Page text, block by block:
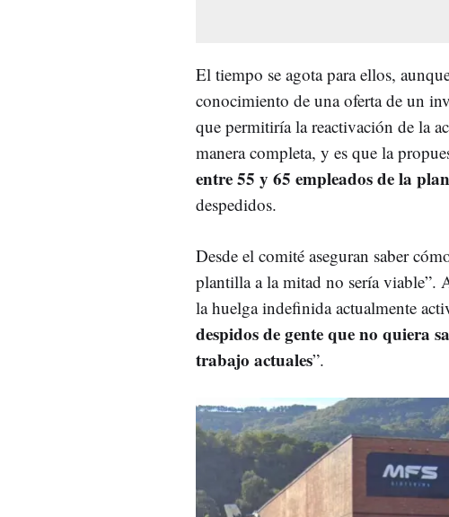
El tiempo se agota para ellos,
conocimiento de una oferta de un
que permitiría la reactivación de la
manera completa, y es que la
entre 55 y 65 empleados de la
despedidos.
Desde el comité aseguran saber
plantilla a la mitad no sería viable”.
la huelga indefinida actualmente
despidos de gente que no quiera
trabajo actuales”.